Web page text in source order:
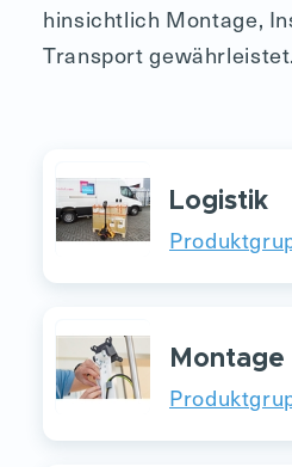
hinsichtlich Montage,
Transport gewährleistet.
Logistik
Montage